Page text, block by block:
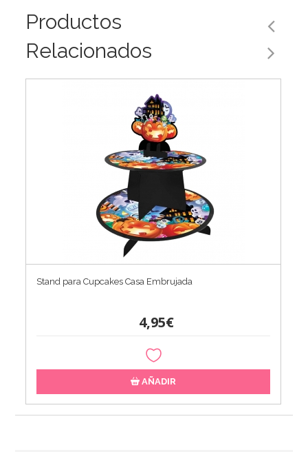
Productos
Relacionados
Stand para Cupcakes Casa Embrujada
4,95€
AÑADIR